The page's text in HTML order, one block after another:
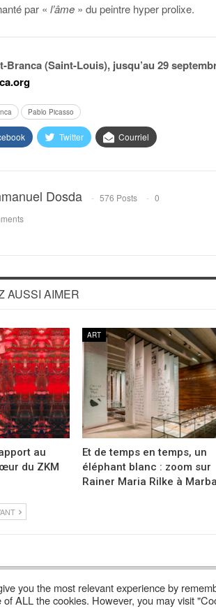
par « l’âme » du peintre hyper prolixe.
Branca (Saint-Louis), jusqu’au 29
Pablo Picasso
Twitter Courriel
Dosda 576 Posts
0
AUSSI AIMER
au
du ZKM
ART
Et de temps en temps, un
éléphant blanc : zoom sur
Rainer Maria Rilke à
Où Trouver Poly ? Lire Les Anciens
you the most relevant experience by
of ALL the cookies. However, you may visit